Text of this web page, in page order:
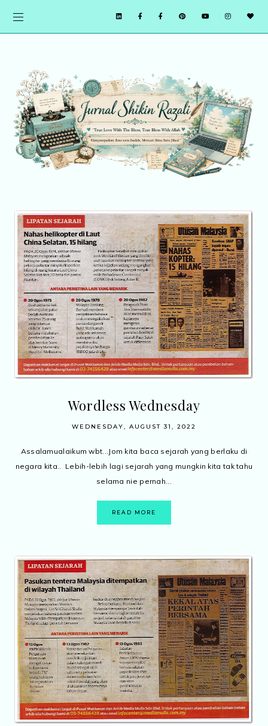
Wordless Wednesday
WEDNESDAY, AUGUST 31, 2022
Assalamualaikum wbt...Jom kita baca sejarah yang berlaku di
negara kita.. Lebih-lebih lagi sejarah yang mungkin kita tak tahu
selama nie pernah...
READ MORE